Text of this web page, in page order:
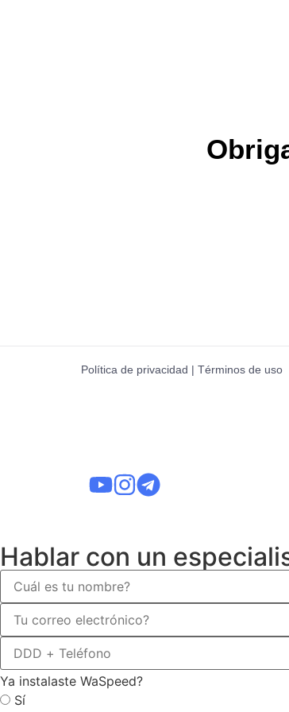
Política de privacidad | Términos de uso
Hablar con un
Ya instalaste WaSpeed?
Sí